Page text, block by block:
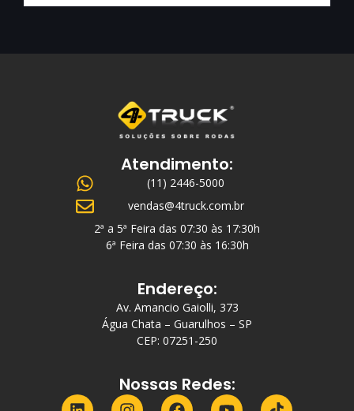
Atendimento:
(11) 2446-5000
vendas@4truck.com.br
2ª a 5ª Feira das 07:30 às 17:30h
6ª Feira das 07:30 às 16:30h
Endereço:
Av. Amancio Gaiolli, 373
Água Chata – Guarulhos – SP
CEP: 07251-250
Nossas Redes: